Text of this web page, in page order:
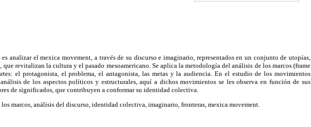
analizar el mexica movement, a través de su discurso e imaginario, representados en un conjunto de utopías,
que revitalizan la cultura y el pasado mesoamericano. Se aplica la metodología del análisis de los marcos (frame
el protagonista, el problema, el antagonista, las metas y la audiencia. En el estudio de los movimientos
de los aspectos políticos y estructurales, aquí a dichos movimientos se les observa en función de sus
de significados, que contribuyen a conformar su identidad colectiva.
los marcos, análisis del discurso, identidad colectiva, imaginario, fronteras, mexica movement.